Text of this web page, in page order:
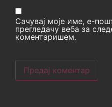
Сачувај моје име, е-
прегледачу веба за
коментаришем.